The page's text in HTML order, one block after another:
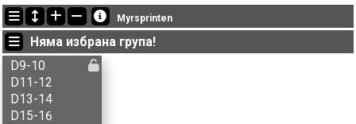
Последно обновени
14:08:27: Kent E. Nilsen (B-åpen) финиширал с време 97:59 (11)
14:00:19: Stine Ø. Dalberg (A-åpen
13:42:25: Herman Bakke (H60) финиширал с време 77:17 (11)
Myrsprinten
Няма избрана група!
D9-10
D11-12
D13-14
D15-16